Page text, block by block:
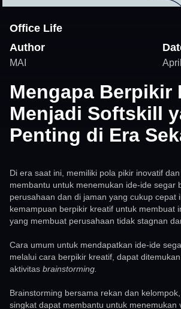
Office Life
Author
MAI
Mengapa Berpikir
Menjadi Softskill
Penting di Era
Di era saat ini, memiliki pola pikir inovatif
membantu untuk menemukan ide-ide segar
perusahaan dan di jaman yang cukup cepat
kemampuan berpikir kreatif untuk membuat
yang membuat perusahaan tidak stagnan
Cara umum untuk mendapatkan ide-ide
melalui cara berpikir kreatif, dapat
aktivitas brainstorming.
Brainstorming bersama rekan dan
singkat dapat membantu untuk menemukan